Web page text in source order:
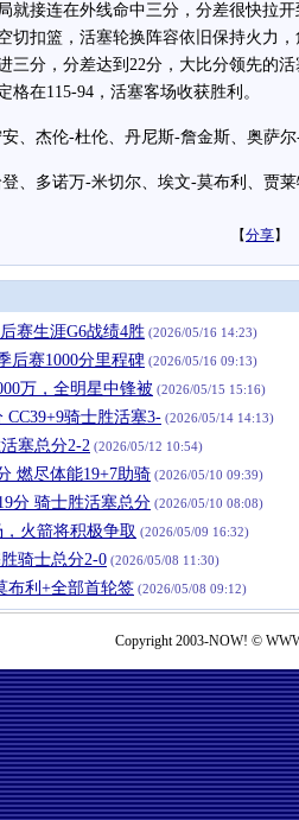
接连在外线命中三分，分差很快拉开
切扣篮，活塞轮换阵容依旧保持火力
三分，分差达到22分，大比分领先的
在115-94，活塞客场收获胜利。
杰伦-杜伦、丹尼斯-詹金斯、奥萨尔
多诺万-米切尔、埃文-莫布利、贾莱
【分享】
赛生涯G6战绩4胜 (2026/05/16 14:23)
后赛1000分里程碑 (2026/05/16 09:13)
万，全明星中锋被 (2026/05/15 15:16)
骑士胜活塞3- (2026/05/14 14:13)
塞总分2-2 (2026/05/12 10:54)
燃尽体能19+7助骑 (2026/05/10 09:39)
分 骑士胜活塞总分 (2026/05/10 08:08)
火箭将积极争取 (2026/05/09 16:32)
骑士总分2-0 (2026/05/08 11:30)
布利+全部首轮签 (2026/05/08 09:12)
Copyright 2003-NOW! ©